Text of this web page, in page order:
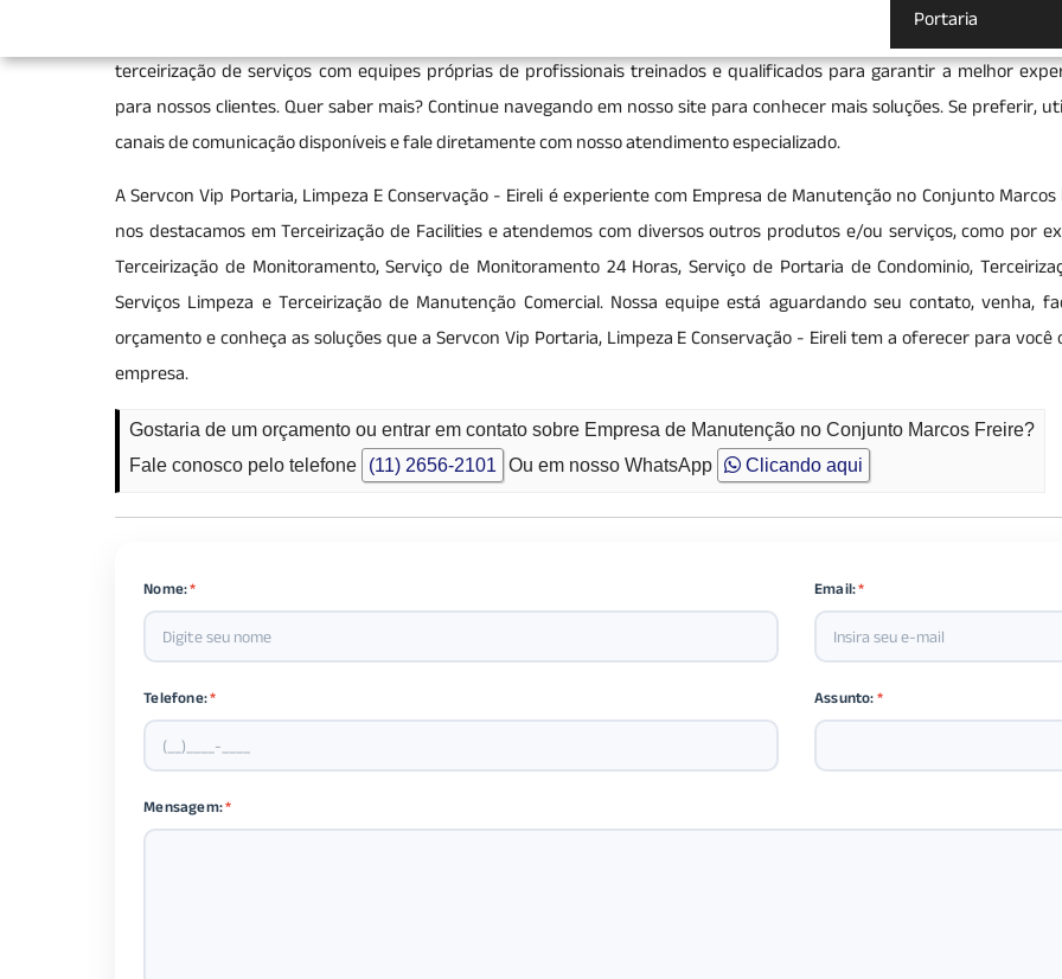
Portaria
segurança, encontrou o lugar certo. Seja bem-vindo a Servcon Portaria, Limpeza e Conservação, uma empresa
terceirização de serviços com equipes próprias de profissionais treinados e qualificados para garantir a melhor
para nossos clientes. Quer saber mais? Continue navegando em nosso site para conhecer mais soluções. Se preferir,
canais de comunicação disponíveis e fale diretamente com nosso atendimento especializado.
A Servcon Vip Portaria, Limpeza E Conservação - Eireli é experiente com Empresa de Manutenção no Conjunto Marcos
nos destacamos em Terceirização de Facilities e atendemos com diversos outros produtos e/ou serviços, como por
Terceirização de Monitoramento, Serviço de Monitoramento 24 Horas, Serviço de Portaria de Condominio,
Serviços Limpeza e Terceirização de Manutenção Comercial. Nossa equipe está aguardando seu contato, venha,
orçamento e conheça as soluções que a Servcon Vip Portaria, Limpeza E Conservação - Eireli tem a oferecer para você
empresa.
Gostaria de um orçamento ou entrar em contato sobre Empresa de Manutenção no Conjunto Marcos Freire?
Fale conosco pelo telefone
(11) 2656-2101 Ou em nosso WhatsApp Clicando aqui
Nome:* Email:*
Telefone:* Assunto:*
Mensagem:*